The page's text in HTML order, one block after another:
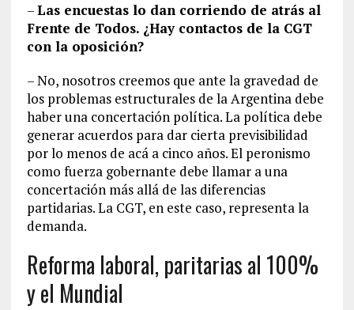
–Las encuestas lo dan corriendo de atrás al
Frente de Todos. ¿Hay contactos de la CGT
con la oposición?
– No, nosotros creemos que ante la gravedad de
los problemas estructurales de la Argentina debe
haber una concertación política. La política debe
generar acuerdos para dar cierta previsibilidad
por lo menos de acá a cinco años. El peronismo
como fuerza gobernante debe llamar a una
concertación más allá de las diferencias
partidarias. La CGT, en este caso, representa la
demanda.
Reforma laboral, paritarias al 100%
y el Mundial